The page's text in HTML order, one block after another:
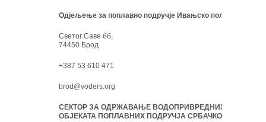
Одјељење за поплавно подручје Ивањско поље:
Светог Саве бб,
74450 Брод
+387 53 610 471
brod@voders.org
СЕКТОР ЗА ОДРЖАВАЊЕ ВОДОПРИВРЕДНИХ
ОБЈЕКАТА ПОПЛАВНИХ ПОДРУЧЈА СРБАЧКО-